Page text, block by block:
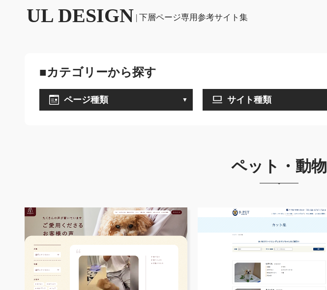
UL DESIGN | 下層ページ専用参考サイト集
■カテゴリーから探す
ページ種類 サイト種類
ペット・動物